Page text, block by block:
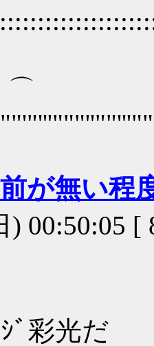
⌒
が無い程
) 00:50:05 [
ﾞ彩光だ